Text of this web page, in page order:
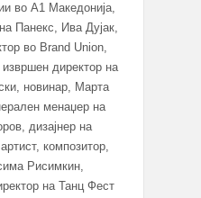
во А1 Македонија,
Панекс, Ива Дујак,
во Brand Union,
директор на
новинар, Марта
менаџер на
дизајнер на
композитор,
Рисимкин,
на Танц Фест